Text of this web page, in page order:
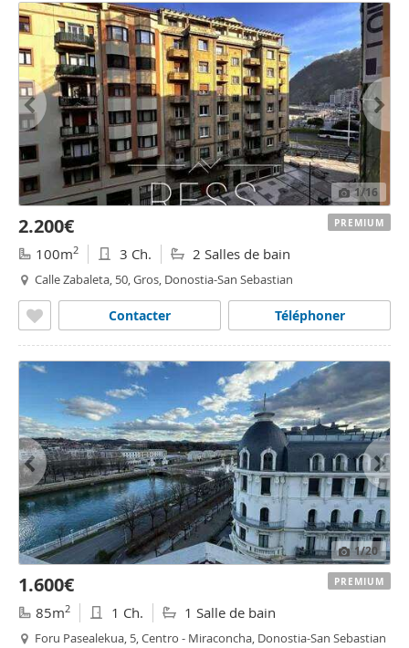
1/16
2.200€
100m2 3 Ch. 2 Salles de bain
Calle Zabaleta, 50, Gros, Donostia-San Sebastian
Téléphoner
Contacter
PREMIUM
1/20
1.600€
85m2 1 Ch. 1 Salle de bain
Foru Pasealekua, 5, Centro - Miraconcha, Donostia-San Sebastian
PREMIUM